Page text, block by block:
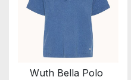
Wuth Bella Polo